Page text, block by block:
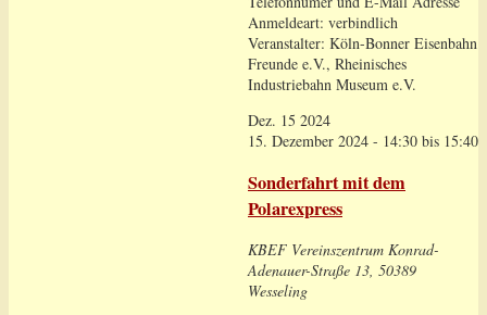
Anmeldeart: verbindlich
Veranstalter: Köln-Bonner Eisenbahn
Freunde e.V., Rheinisches
Industriebahn Museum e.V.
Dez. 15 2024
15. Dezember 2024 - 14:30 bis 15:40
Sonderfahrt mit dem
Polarexpress
KBEF Vereinszentrum Konrad-
Adenauer-Straße 13, 50389
Wesseling